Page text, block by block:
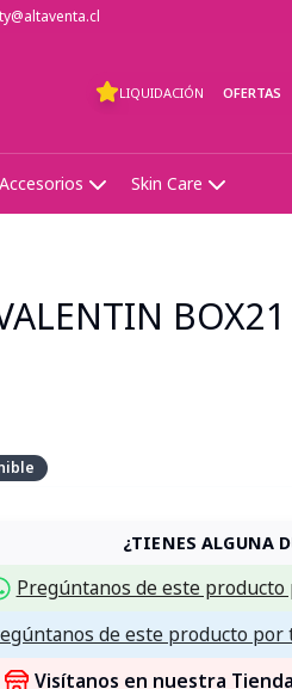
LIQUIDACIÓN OFERTAS
Accesorios Skin Care
BOX21
¿TIENES ALGUNA
Pregúntanos de este producto
de este producto por
Visítanos en nuestra Tienda